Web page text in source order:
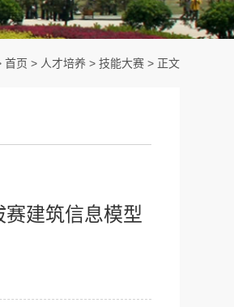
首页 > 人才培养 > 技能大赛> 正文
建筑信息模型